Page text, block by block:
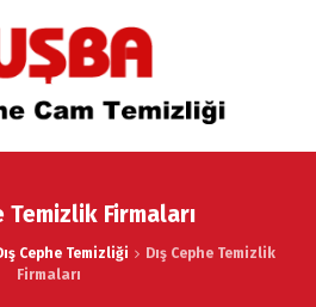
Temizlik Firmaları
Cephe Temizliği
Dış Cephe Temizlik
Firmaları